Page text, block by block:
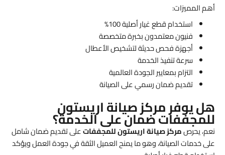
أهم المميزات:
استخدام قطع غيار أصلية 100%
فنيون معتمدون بخبرة متخصصة
أجهزة فحص حديثة لتشخيص الأعطال
سرعة تنفيذ الخدمة
التزام بمعايير الجودة العالمية
تقديم ضمان رسمي على الصيانة
هل يوفر مركز صيانة اريستون
للمجففات ضمان على الخدمة؟
نعم، يحرصمركز صيانة اريستون للمجففاتعلى تقديم ضمان شامل
على خدمات الصيانة، وهو ما يمنح العميل الثقة في جودة العمل ويؤكد